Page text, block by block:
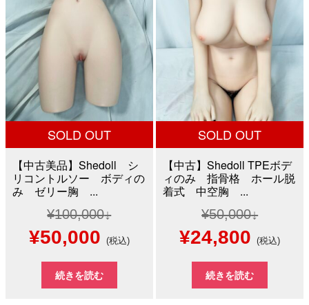
で
し
た。
¥24,800
で
で
し
た。
で
す。
SOLD OUT
【中古美品】Shedoll シ
リコントルソー ボディの
み ゼリー胸 ...
¥100,000
元
の
価
¥50,000現
在
の
(税込)
続きを読む
SOLD OUT
【中古】Shedoll TPEボデ
ィのみ 指骨格 ホール脱
着式 中空胸 ...
¥50,000
元
の
価
¥24,800 現
在
の
(税込)
続きを読む